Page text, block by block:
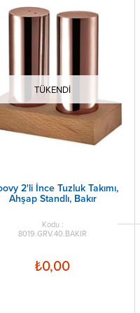
TÜKENDI
2'li İnce Tuzluk Takımı,
Ahşap Standlı, Bakır
8019.GRV.40.BAKIR
₺0,00